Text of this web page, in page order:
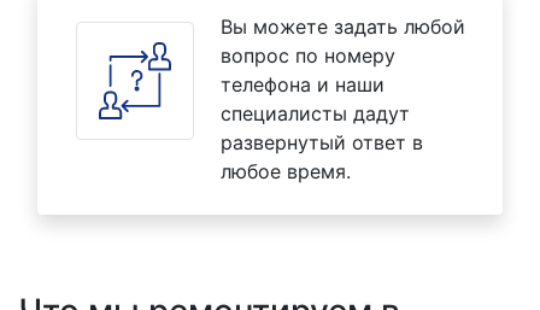
Вы можете задать любой
вопрос по номеру
телефона и наши
специалисты дадут
развернутый ответ в
любое время.